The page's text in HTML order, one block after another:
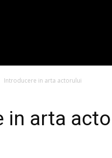
Introducere in arta actorului
in arta